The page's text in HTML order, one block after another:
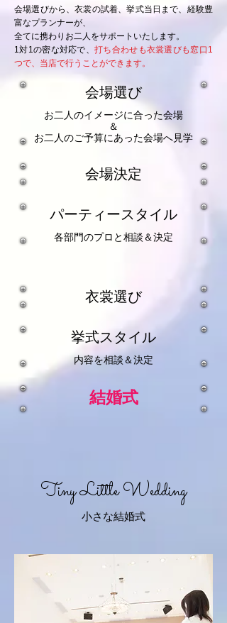
会場選びから、衣裳の試着、挙式当日まで、経験豊
富なプランナーが、
​全てに携わりお二人をサポートいたします。
1対1の密な対応で、打ち合わせも衣裳選びも窓口1
つで、当店で行うことができます。
会場選び
お二人のイメージに合った会場
＆
​お二人のご予算にあった会場へ見学
会場決定
パーティースタイル
各部門のプロと相談＆決定
衣裳選び
挙式スタイル
内容を相談＆決定
結婚式
Tiny Little Wedding
小さな結婚式